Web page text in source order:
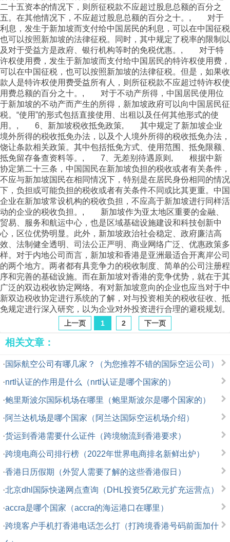
二十五资本的情况下，则所征税款不应超过股息总额的百分之
五。在其他情况下，不应超过股息总额的百分之十。, 对于
利息，发生于新加坡而支付给中国居民的利息，可以在中国征税
也可以按照新加坡的法律征税。同时，其中规定了税率的限制以
及对于受益方是政府、银行机构等时的免税优惠。, 对于特
许权使用费，发生于新加坡而支付给中国居民的特许权使用费，
可以在中国征税，也可以按照新加坡的法律征税。但是，如果收
款人是特许权使用费受益所有人，则所征税款不应超过特许权使
用费总额的百分之十。, 对于不动产所得，中国居民使用位
于新加坡的不动产而产生的所得，新加坡政府可以向中国居民征
税。“使用”的形式包括直接使用、出租以及任何其他形式的使
用。, 6、新加坡税收抵免政策, 其中规定了新加坡企业
境外所得的税收抵免办法，以及个人境外所得的税收抵免办法，
饶让条款相关政策。其中包括抵免方式、使用范围、抵免限额、
抵免留存备查资料等。, 7、无差别待遇原则, 根据中新
协定第二十三条，中国国民在新加坡负担的税收或者有关条件，
不应与新加坡国民在相同情况下，特别是在居民身份相同的情况
下，负担或可能负担的税收或者有关条件不同或比其更重。中国
企业在新加坡常设机构的税收负担，不应高于新加坡进行同样活
动的企业的税收负担。, 新加坡作为亚太地区重要的金融、
贸易、服务和航运中心，也是区域基础设施建设和科技创新中
心，区位优势明显。此外，新加坡政治社会稳定、政府廉洁高
效、法制健全透明、司法公正严明、商业网络广泛、优惠政策多
样。对于内地公司而言，新加坡和香港是亚洲最适合开离岸公司
的两个地方。两者都有具竞争力的税收制度、简单的公司注册程
序和完善的基础设施。而在新加坡对香港的竞争优势，就在于其
广泛的双边税收协定网络。有对新加坡意向的企业也应当对于中
新双边税收协定进行系统的了解，对与投资相关的税收征收、抵
免规定进行深入研究，以为企业对外投资进行合理的避税规划。
上一页 1 2 下一页
相关文章：
·国际航空公司有哪几家？（为您推荐不错的国际空运公司）
·nrtl认证的作用是什么（nrtl认证是哪个国家的）
·鲍里斯波尔国际机场在哪里（鲍里斯波尔是哪个国家的）
·阿兰达机场是哪个国家（阿兰达国际空运机场介绍）
·货运到香港需要什么证件（跨境物流到香港要求）
·跨境电商公司排行榜（2022年世界电商排名新鲜出炉）
·香港日历假期（外贸人需要了解的这些香港假日）
·北京dhl国际快递网点查询（DHL投资5亿欧元扩充运营点）
·accra是哪个国家（accra的海运港口在哪里）
·跨境客户手机打香港电话怎么打（打跨境香港号码前面加什